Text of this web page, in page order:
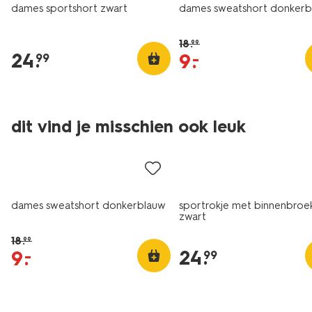
dames sportshort zwart
24.
99
dames sweatshort
18.99
9.
–
dit vind je misschien ook leuk
korting
dames sweatshort donkerblauw
18.99
9.
–
sportrokje met
zwart
24.
99